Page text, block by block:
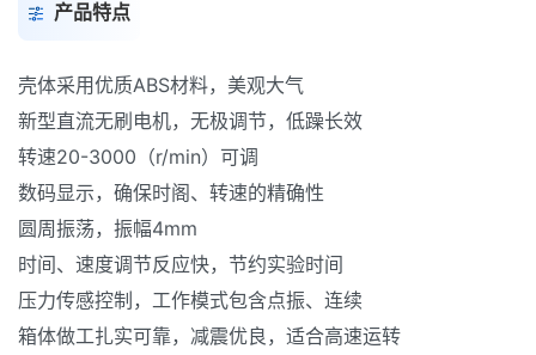
产品特点
壳体采用优质ABS材料，美观大气
新型直流无刷电机，无极调节，低躁长效
转速20-3000（r/min）可调
数码显示，确保时阁、转速的精确性
圆周振荡，振幅4mm
时间、速度调节反应快，节约实验时间
压力传感控制，工作模式包含点振、连续
箱体做工扎实可靠，减震优良，适合高速运转